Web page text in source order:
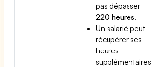
pas dépasser
220 heures.
Un salarié peut
récupérer ses
heures
supplémentaires